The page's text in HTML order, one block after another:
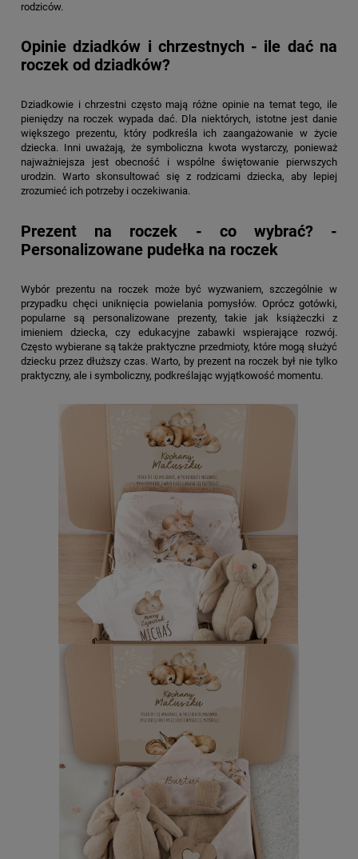
rodziców.
Opinie dziadków i chrzestnych - ile dać na
roczek od dziadków?
Dziadkowie i chrzestni często mają różne opinie na temat tego, ile
pieniędzy na roczek wypada dać. Dla niektórych, istotne jest danie
większego prezentu, który podkreśla ich zaangażowanie w życie
dziecka. Inni uważają, że symboliczna kwota wystarczy, ponieważ
najważniejsza jest obecność i wspólne świętowanie pierwszych
urodzin. Warto skonsultować się z rodzicami dziecka, aby lepiej
zrozumieć ich potrzeby i oczekiwania.
Prezent na roczek - co wybrać? -
Personalizowane pudełka na roczek
Wybór prezentu na roczek może być wyzwaniem, szczególnie w
przypadku chęci uniknięcia powielania pomysłów. Oprócz gotówki,
popularne są personalizowane prezenty, takie jak książeczki z
imieniem dziecka, czy edukacyjne zabawki wspierające rozwój.
Często wybierane są także praktyczne przedmioty, które mogą służyć
dziecku przez dłuższy czas. Warto, by prezent na roczek był nie tylko
praktyczny, ale i symboliczny, podkreślając wyjątkowość momentu.